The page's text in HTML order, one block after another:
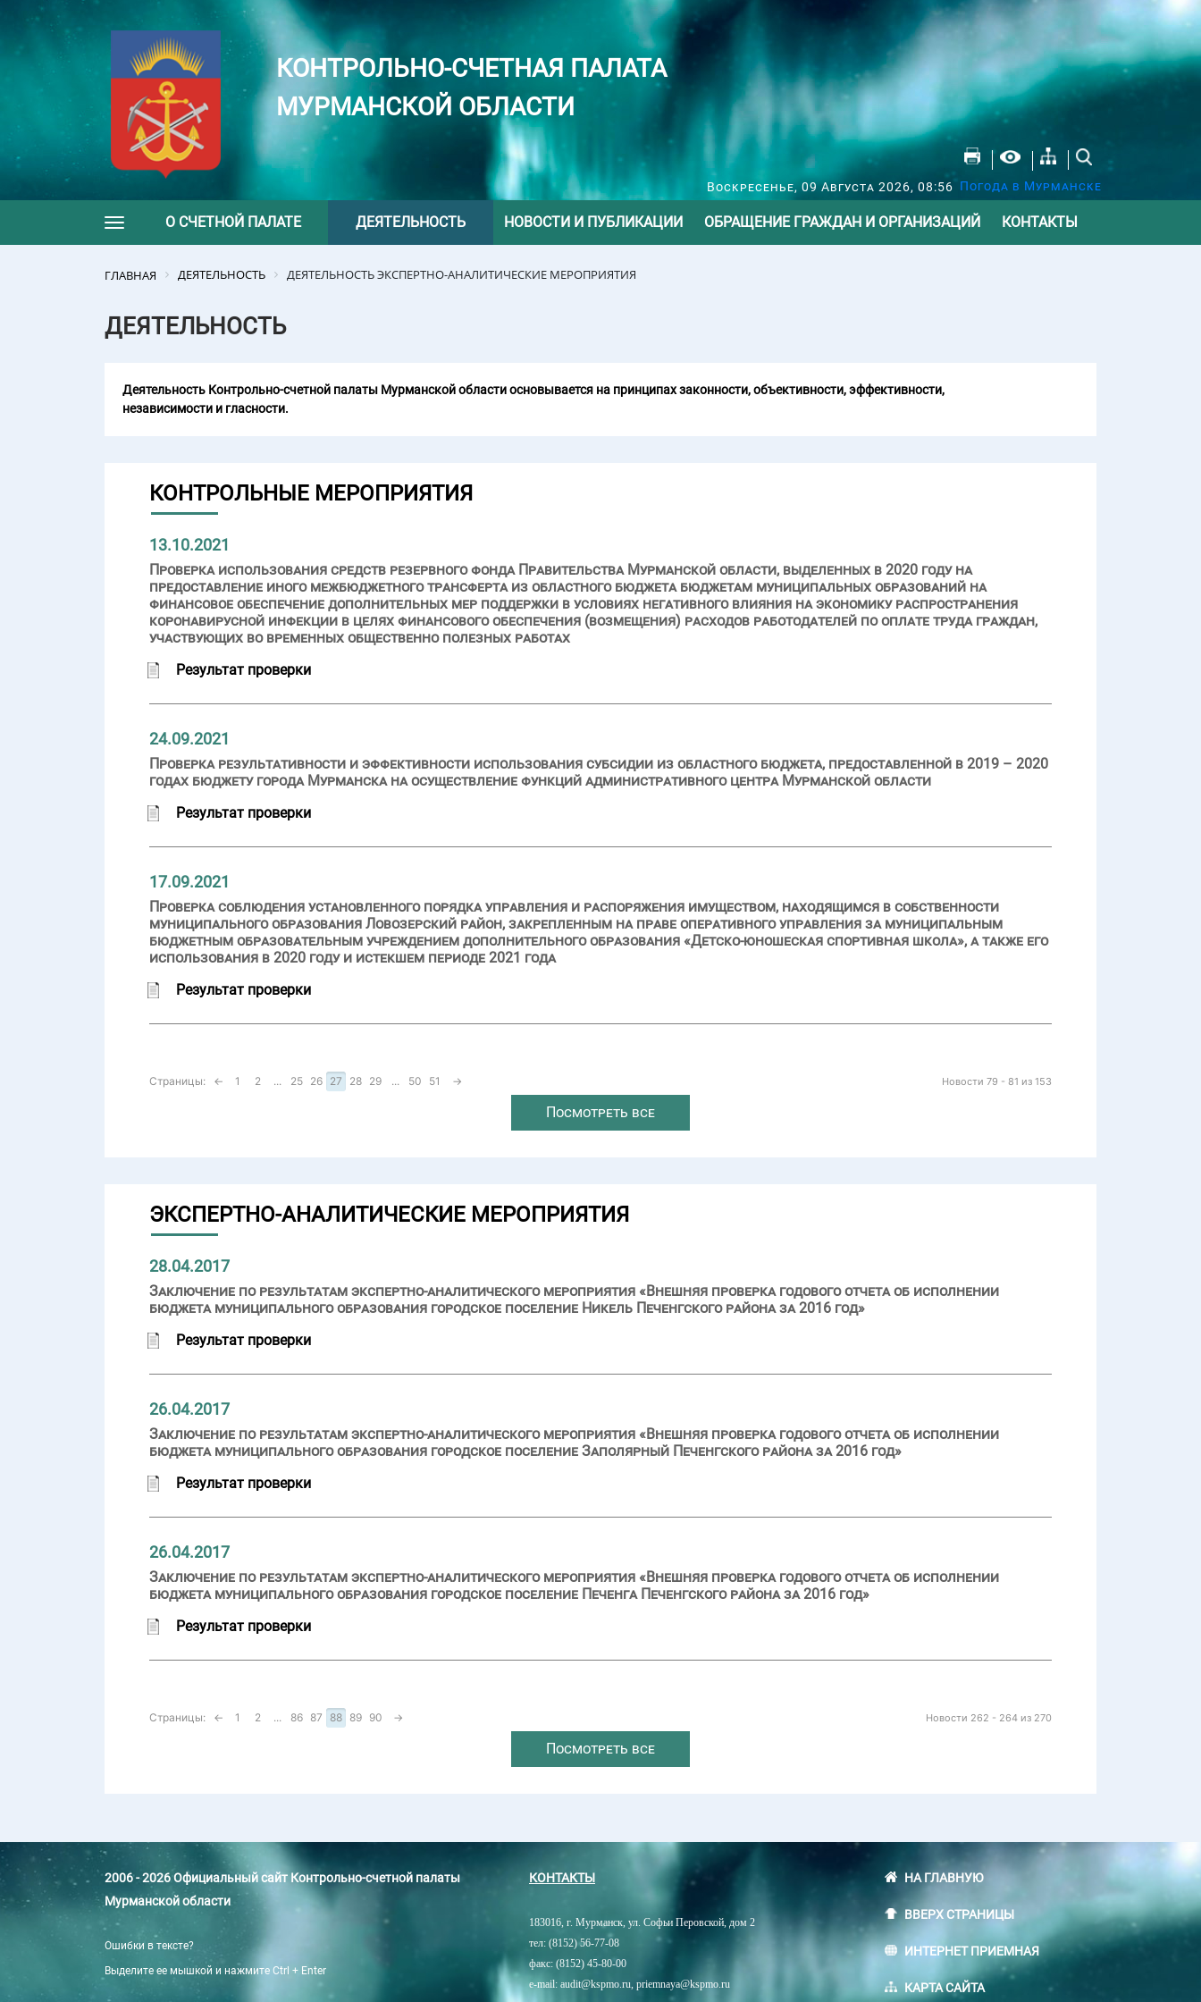
КОНТРОЛЬНО-СЧЕТНАЯ ПАЛАТА
МУРМАНСКОЙ ОБЛАСТИ
Воскресенье, 09 Августа 2026, 08:56 Погода в Мурманске
Toggle navigation
О СЧЕТНОЙ ПАЛАТЕ ДЕЯТЕЛЬНОСТЬ НОВОСТИ И ПУБЛИКАЦИИ ОБРАЩЕНИЕ ГРАЖДАН И ОРГАНИЗАЦИЙ КОНТАКТЫ
ГЛАВНАЯ ДЕЯТЕЛЬНОСТЬ ДЕЯТЕЛЬНОСТЬ ЭКСПЕРТНО-АНАЛИТИЧЕСКИЕ МЕРОПРИЯТИЯ
ДЕЯТЕЛЬНОСТЬ
Деятельность Контрольно-счетной палаты Мурманской области основывается на принципах законности, объективности, эффективности,
независимости и гласности.
КОНТРОЛЬНЫЕ МЕРОПРИЯТИЯ
13.10.2021
Проверка использования средств резервного фонда Правительства Мурманской области, выделенных в 2020 году на
предоставление иного межбюджетного трансферта из областного бюджета бюджетам муниципальных образований на
финансовое обеспечение дополнительных мер поддержки в условиях негативного влияния на экономику распространения
коронавирусной инфекции в целях финансового обеспечения (возмещения) расходов работодателей по оплате труда граждан,
участвующих во временных общественно полезных работах
Результат проверки
24.09.2021
Проверка результативности и эффективности использования субсидии из областного бюджета, предоставленной в 2019 – 2020
годах бюджету города Мурманска на осуществление функций административного центра Мурманской области
Результат проверки
17.09.2021
Проверка соблюдения установленного порядка управления и распоряжения имуществом, находящимся в собственности
муниципального образования Ловозерский район, закрепленным на праве оперативного управления за муниципальным
бюджетным образовательным учреждением дополнительного образования «Детско-юношеская спортивная школа», а также его
использования в 2020 году и истекшем периоде 2021 года
Результат проверки
Новости 79 - 81 из 153
Страницы: ← 1 2 ... 25 26 27 28 29 ... 50 51 →
Посмотреть все
ЭКСПЕРТНО-АНАЛИТИЧЕСКИЕ МЕРОПРИЯТИЯ
28.04.2017
Заключение по результатам экспертно-аналитического мероприятия «Внешняя проверка годового отчета об исполнении
бюджета муниципального образования городское поселение Никель Печенгского района за 2016 год»
Результат проверки
26.04.2017
Заключение по результатам экспертно-аналитического мероприятия «Внешняя проверка годового отчета об исполнении
бюджета муниципального образования городское поселение Заполярный Печенгского района за 2016 год»
Результат проверки
26.04.2017
Заключение по результатам экспертно-аналитического мероприятия «Внешняя проверка годового отчета об исполнении
бюджета муниципального образования городское поселение Печенга Печенгского района за 2016 год»
Результат проверки
Новости 262 - 264 из 270
Страницы: ← 1 2 ... 86 87 88 89 90 →
Посмотреть все
2006 - 2026 Официальный сайт Контрольно-счетной палаты
Мурманской области
Ошибки в тексте?
Выделите ее мышкой и нажмите Ctrl + Enter
КОНТАКТЫ
183016, г. Мурманск, ул. Софьи Перовской, дом 2
тел: (8152) 56-77-08
факс: (8152) 45-80-00
e-mail: audit@kspmo.ru, priemnaya@kspmo.ru
НА ГЛАВНУЮ
ВВЕРХ СТРАНИЦЫ
ИНТЕРНЕТ ПРИЕМНАЯ
КАРТА САЙТА